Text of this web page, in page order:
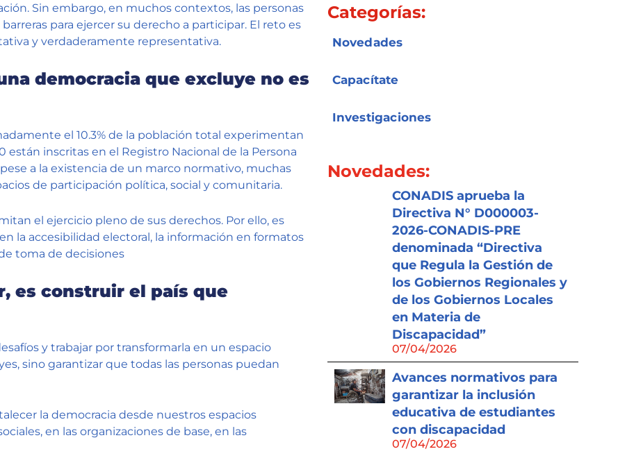
Sin embargo, en muchos contextos, las personas
para ejercer su derecho a participar. El reto es
y verdaderamente representativa.
democracia que excluye no es
el 10.3% de la población total experimentan
están inscritas en el Registro Nacional de la Persona
a la existencia de un marco normativo, muchas
de participación política, social y comunitaria.
el ejercicio pleno de sus derechos. Por ello, es
la accesibilidad electoral, la información en formatos
toma de decisiones
es construir el país que
y trabajar por transformarla en un espacio
sino garantizar que todas las personas puedan
la democracia desde nuestros espacios
en las organizaciones de base, en las
Categorías:
Novedades
Capacítate
Investigaciones
Novedades:
CONADIS aprueba la
Directiva N° D000003-
2026-CONADIS-PRE
denominada “Directiva
que Regula la Gestión de
los Gobiernos Regionales y
de los Gobiernos Locales
en Materia de
Discapacidad”
07/04/2026
Avances normativos para
garantizar la inclusión
educativa de estudiantes
con discapacidad
07/04/2026